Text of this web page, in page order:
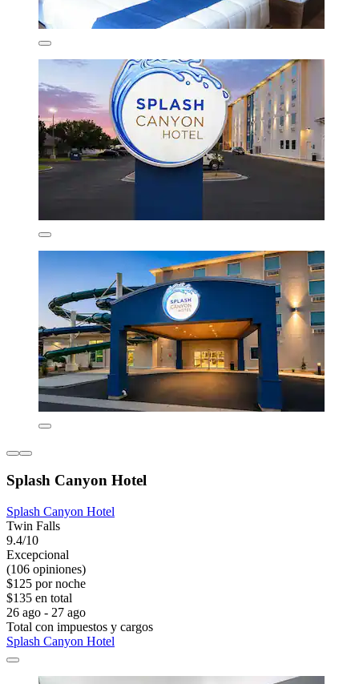
Splash Canyon Hotel
Splash Canyon Hotel
Twin Falls
9.4/10
Excepcional
(106 opiniones)
$125 por noche
$135 en total
26 ago - 27 ago
Total con impuestos y cargos
Splash Canyon Hotel